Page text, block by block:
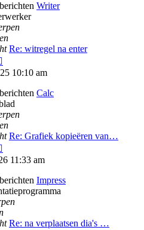
Writer
Re: witregel na enter
laatste
10:10 am
Calc
Re: Grafiek kopieëren van…
laatste
11:33 am
Impress
Re: na verplaatsen dia's …